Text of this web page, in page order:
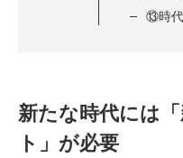
⑬時代
新たな時代には
ト」が必要